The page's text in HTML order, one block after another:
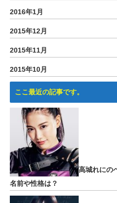
2016年1月
2015年12月
2015年11月
2015年10月
ここ最近の記事です。
高城れにの
名前や性格は？